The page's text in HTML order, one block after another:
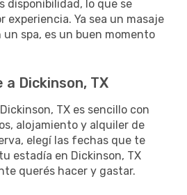
disponibilidad, lo que se
experiencia. Ya sea un masaje
spa, es un buen momento
Dickinson, TX
TX es sencillo con
alojamiento y alquiler de
elegí las fechas que te
estadía en Dickinson, TX
querés hacer y gastar.